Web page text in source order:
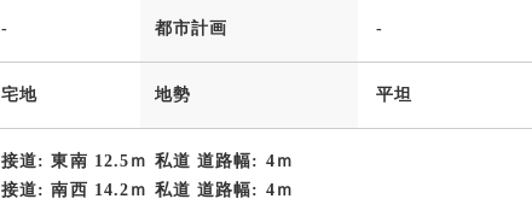
- 都市計画 -
宅地 地勢 平坦
接道: 東南 12.5ｍ 私道 道路幅: 4ｍ
接道: 南西 14.2ｍ 私道 道路幅: 4ｍ